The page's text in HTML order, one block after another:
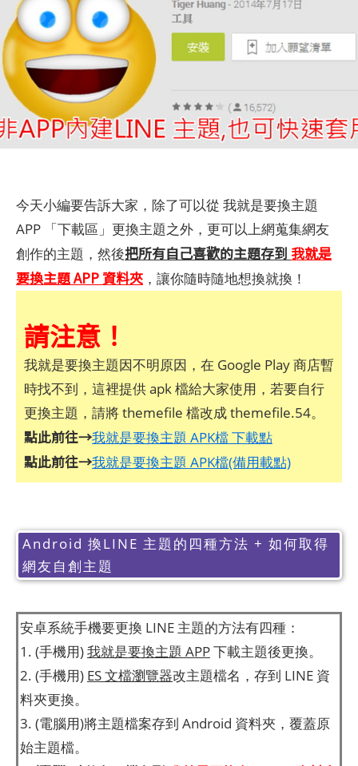
今天小編要告訴大家，除了可以從 我就是要換主題
APP 「下載區」更換主題之外，更可以上網蒐集網友
創作的主題，然後把所有自己喜歡的主題存到 我就是
要換主題 APP 資料夾 ，讓你隨時隨地想換就換！
請注意！
我就是要換主題因不明原因，在 Google Play 商店暫
時找不到，這裡提供 apk 檔給大家使用，若要自行
更換主題，請將 themefile 檔改成 themefile.54。
點此前往→我就是要換主題 APK檔 下載點
點此前往→我就是要換主題 APK檔(備用載點)
Android 換LINE 主題的四種方法 + 如何取得
網友自創主題
安卓系統手機要更換 LINE 主題的方法有四種：
1. (手機用)我就是要換主題 APP下載主題後更換。
2. (手機用) ES 文檔瀏覽器改主題檔名，存到 LINE 資
料夾更換。
3. (電腦用)將主題檔案存到 Android 資料夾，覆蓋原
始主題檔。